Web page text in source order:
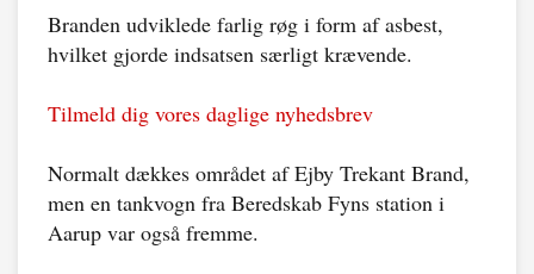
Branden udviklede farlig røg i form af asbest,
hvilket gjorde indsatsen særligt krævende.
Tilmeld dig vores daglige nyhedsbrev
Normalt dækkes området af Ejby Trekant Brand,
men en tankvogn fra Beredskab Fyns station i
Aarup var også fremme.